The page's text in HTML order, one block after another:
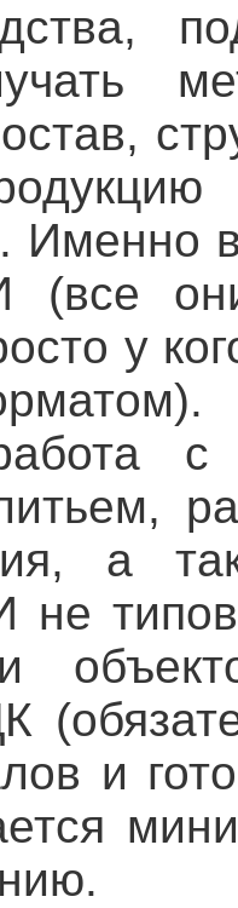
Именно
(все
у
а
не
и